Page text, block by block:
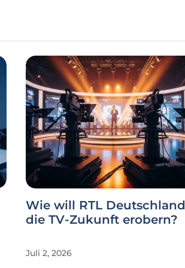
Wie will RTL Deutschland
die TV-Zukunft erobern?
Juli 2, 2026